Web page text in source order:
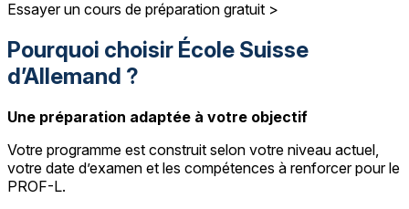
Essayer un cours de préparation gratuit >
Pourquoi choisir École Suisse
d’Allemand ?
Une préparation adaptée à votre objectif
Votre programme est construit selon votre niveau actuel,
votre date d’examen et les compétences à renforcer pour le
PROF-L.